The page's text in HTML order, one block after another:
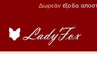
Δωρεάν έξοδα